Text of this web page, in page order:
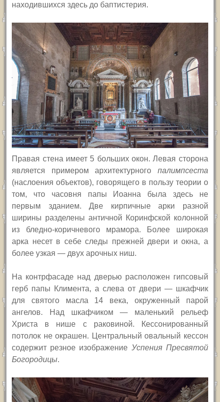
находившихся здесь до баптистерия.
Правая стена имеет 5 больших окон. Левая сторона
является примером архитектурного палимпсеста
(наслоения объектов), говорящего в пользу теории о
том, что часовня папы Иоанна была здесь не
первым зданием. Две кирпичные арки разной
ширины разделены античной Коринфской колонной
из бледно-коричневого мрамора. Более широкая
арка несет в себе следы прежней двери и окна, а
более узкая — двух арочных ниш.
На контрфасаде над дверью расположен гипсовый
герб папы Климента, а слева от двери — шкафчик
для святого масла 14 века, окруженный парой
ангелов. Над шкафчиком — маленький рельеф
Христа в нише с раковиной. Кессонированный
потолок не окрашен. Центральный овальный кессон
содержит резное изображение Успения Пресвятой
Богородицы.